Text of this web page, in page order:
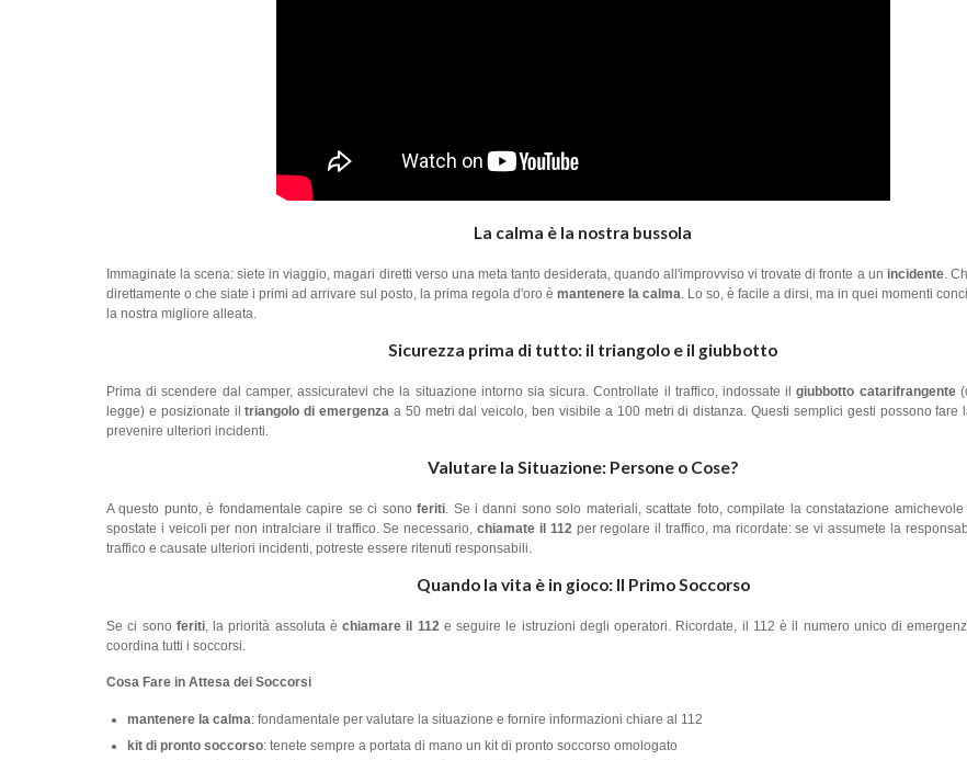
La calma è la nostra bussola
Immaginate la scena: siete in viaggio, magari diretti verso una meta tanto desiderata, quando all'improvviso vi trovate di fronte a un incidente.
direttamente o che siate i primi ad arrivare sul posto, la prima regola d'oro è mantenere la calma. Lo so, è facile a dirsi, ma in quei momenti
la nostra migliore alleata.
Sicurezza prima di tutto: il triangolo e il giubbotto
Prima di scendere dal camper, assicuratevi che la situazione intorno sia sicura. Controllate il traffico, indossate ilgiubbotto catarifrangente
legge) e posizionate iltriangolo di emergenza a 50 metri dal veicolo, ben visibile a 100 metri di distanza. Questi semplici gesti possono fare
prevenire ulteriori incidenti.
Valutare la Situazione: Persone o Cose?
A questo punto, è fondamentale capire se ci sonoferiti. Se i danni sono solo materiali, scattate foto, compilate la constatazione
spostate i veicoli per non intralciare il traffico. Se necessario,chiamate il 112per regolare il traffico, ma ricordate: se vi assumete la
traffico e causate ulteriori incidenti, potreste essere ritenuti responsabili.
Quando la vita è in gioco: Il Primo Soccorso
Se ci sono feriti, la priorità assoluta èchiamare il 112e seguire le istruzioni degli operatori. Ricordate, il 112 è il numero unico di
coordina tutti i soccorsi.
Cosa Fare in Attesa dei Soccorsi
mantenere la calma: fondamentale per valutare la situazione e fornire informazioni chiare al 112
kit di pronto soccorso: tenete sempre a portata di mano un kit di pronto soccorso omologato